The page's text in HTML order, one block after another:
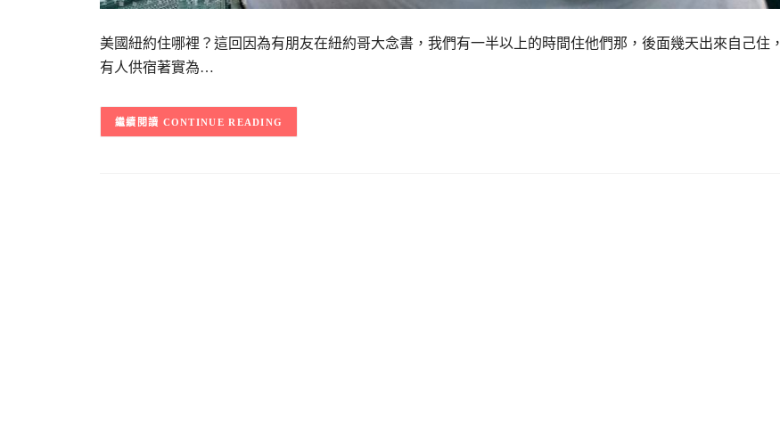
美國紐約住哪裡？這回因為有朋友在紐約哥大念書，我們有一半以上的時間住他們那，後面幾天出來自己住，
有人供宿著實為…
CONTINUE READING